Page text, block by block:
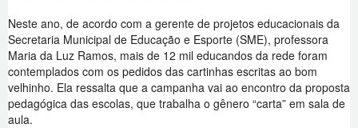
Neste ano, de acordo com a gerente de projetos educacionais da
Secretaria Municipal de Educação e Esporte (SME), professora
Maria da Luz Ramos, mais de 12 mil educandos da rede foram
contemplados com os pedidos das cartinhas escritas ao bom
velhinho. Ela ressalta que a campanha vai ao encontro da proposta
pedagógica das escolas, que trabalha o gênero “carta” em sala de
aula.